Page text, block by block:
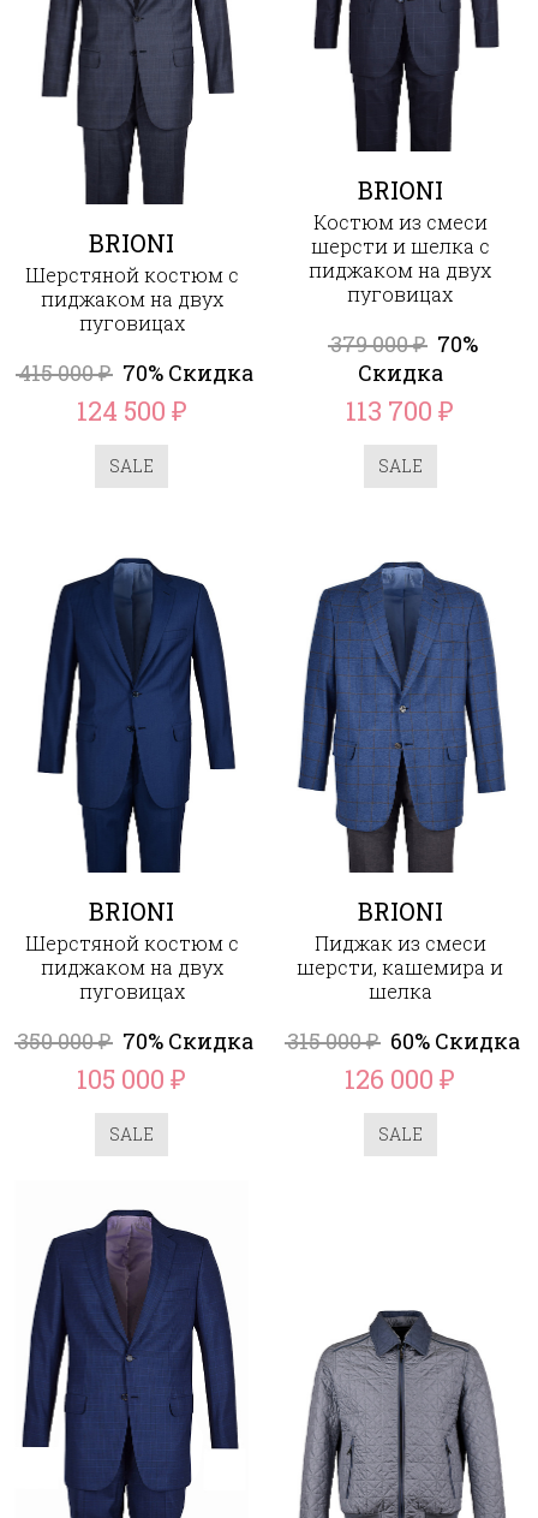
BRIONI
Шерстяной костюм с
пиджаком на двух
пуговицах
415 000₽ 70% Скидка
124 500 ₽
SALE
BRIONI
Костюм из смеси
шерсти и шелка с
пиджаком на двух
пуговицах
379 000₽ 70%
Скидка
113 700₽
SALE
BRIONI
Шерстяной костюм с
пиджаком на двух
пуговицах
350 000₽ 70% Скидка
105 000₽
SALE
BRIONI
Пиджак из смеси
шерсти, кашемира и
шелка
315 000₽ 60% Скидка
126 000₽
SALE